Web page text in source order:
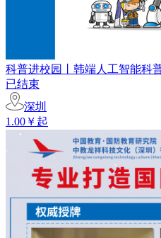
科普进校园丨韩端人工智能科
已结束
深圳
1.00￥起